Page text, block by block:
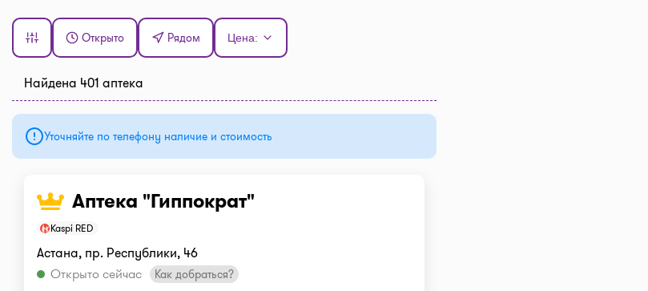
Открыто Рядом Цена:
Найдена 401 аптека
Уточняйте по телефону наличие и стоимость
Аптека "Гиппократ"
Kaspi RED
Астана, пр. Республики, 46
Открыто сейчас
Как добраться?